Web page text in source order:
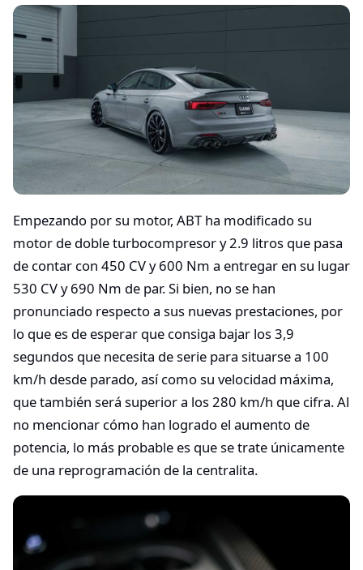
Empezando por su motor, ABT ha modificado su
motor de doble turbocompresor y 2.9 litros que pasa
de contar con 450 CV y 600 Nm a entregar en su lugar
530 CV y 690 Nm de par. Si bien, no se han
pronunciado respecto a sus nuevas prestaciones, por
lo que es de esperar que consiga bajar los 3,9
segundos que necesita de serie para situarse a 100
km/h desde parado, así como su velocidad máxima,
que también será superior a los 280 km/h que cifra. Al
no mencionar cómo han logrado el aumento de
potencia, lo más probable es que se trate únicamente
de una reprogramación de la centralita.